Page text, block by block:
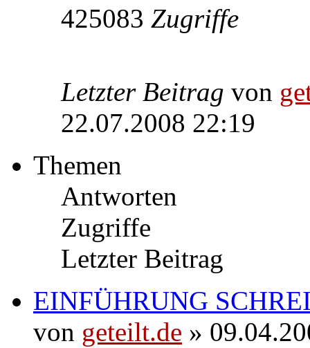
425083 Zugriffe
Letzter Beitrag von
22.07.2008 22:19
Themen
Antworten
Zugriffe
Letzter Beitrag
EINFÜHRUNG
von geteilt.de »